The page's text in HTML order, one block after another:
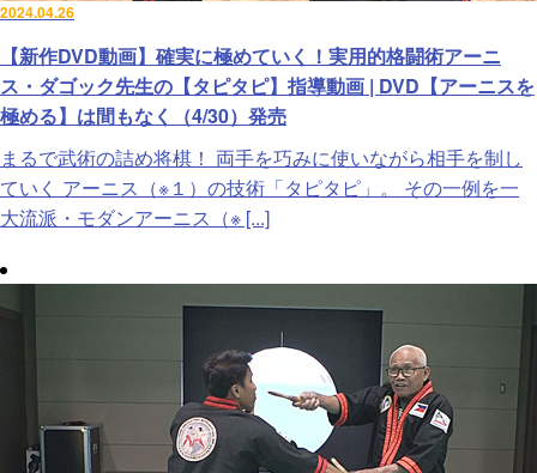
2024.04.26
【新作DVD動画】確実に極めていく！実用的格闘術アーニ
ス・ダゴック先生の【タピタピ】指導動画 | DVD【アーニスを
極める】は間もなく（4/30）発売
まるで武術の詰め将棋！ 両手を巧みに使いながら相手を制し
ていく アーニス（※１）の技術「タピタピ」。 その一例を一
大流派・モダンアーニス（※ [...]